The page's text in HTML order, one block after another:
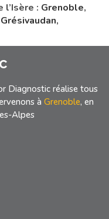
: Grenoble,
Grésivaudan,
Diagnostic réalise tous
à Grenoble, en
Alpes